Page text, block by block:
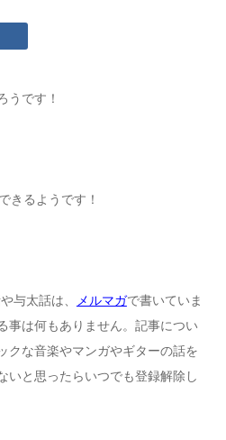
うです！
きるようです！
与太話は、 メルマガで書いていま
事は何もありません。記事につい
クな音楽やマンガやギターの話を
いと思ったらいつでも登録解除し